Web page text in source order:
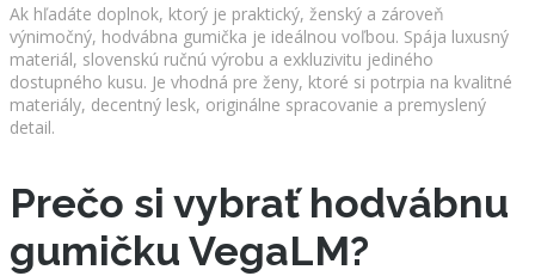
Ak hľadáte doplnok, ktorý je praktický, ženský a zároveň
výnimočný, hodvábna gumička je ideálnou voľbou. Spája luxusný
materiál, slovenskú ručnú výrobu a exkluzivitu jediného
dostupného kusu. Je vhodná pre ženy, ktoré si potrpia na kvalitné
materiály, decentný lesk, originálne spracovanie a premyslený
detail.
Prečo si vybrať hodvábnu
gumičku VegaLM?